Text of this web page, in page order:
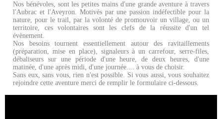
Nos bénévoles, sont les petites mains d'une grande aventure à travers
l'Aubrac et l'Aveyron. Motivés par une passion indéfectible pour la
nature, pour le trail, par la volonté de promouvoir un village, ou un
territoire, ces volontaires sont les clefs de la réussite d'un tel
évènement.
Nos besoins tournent essentiellement autour des ravitaillements
(préparation, mise en place), signaleurs à un carrefour, serre-files,
débaliseurs sur une période d'une heure, de deux heures, d'une
matinée, d'une après midi, d'une journée.... à vous de choisir.
Sans eux, sans vous, rien n'est possible. Si vous aussi, vous souhaitez
rejoindre cette aventure merci de remplir le formulaire ci-dessous.